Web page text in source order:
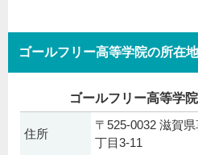
ゴールフリー高等学院の所在地
ゴールフリー高等学
住所
〒525-0032 滋賀
丁目3-11